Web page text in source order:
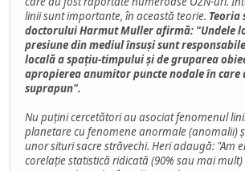
linii sunt importante, în această teorie. Teoria
doctorului Harmut Muller afirmă: "Undele
presiune din mediul însuși sunt
locală a spațiu-timpului și de gruparea
apropierea anumitor puncte nodale în care
suprapun".
Nu puțini cercetători au asociat fenomenul
planetare cu fenomene anormale (anomalii)
unor situri sacre străvechi. Heri adaugă: "Am
corelație statistică ridicată (90% sau mai